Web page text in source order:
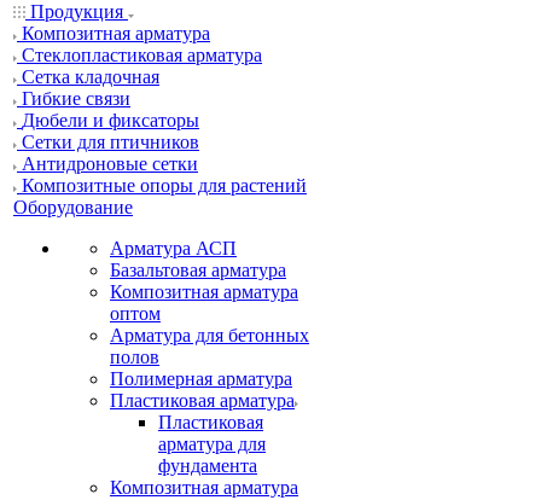
Продукция
Композитная арматура
Cтеклопластиковая арматура
Сетка кладочная
Гибкие связи
Дюбели и фиксаторы
Сетки для птичников
Антидроновые сетки
Композитные опоры для растений
Оборудование
Арматура АСП
Базальтовая арматура
Композитная арматура
оптом
Арматура для бетонных
полов
Полимерная арматура
Пластиковая арматура
Пластиковая
арматура для
фундамента
Композитная арматура